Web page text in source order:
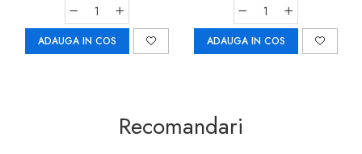
ADAUGA IN COS ADAUGA IN COS
Recomandari